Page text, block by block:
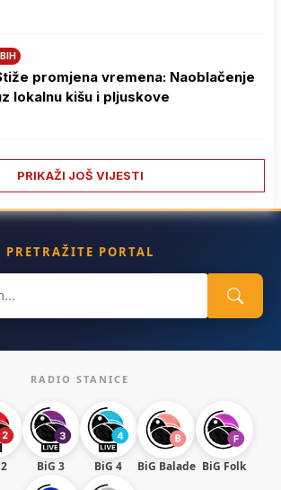
promjena vremena: Naoblačenje
lokalnu kišu i pljuskove
PRIKAŽI JOŠ VIJESTI
PRETRAŽITE PORTAL
RADIO STANICE
BiG 3 BiG 4 BiG Balade BiG Folk